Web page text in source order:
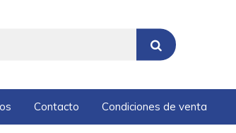
Contacto Condiciones de venta